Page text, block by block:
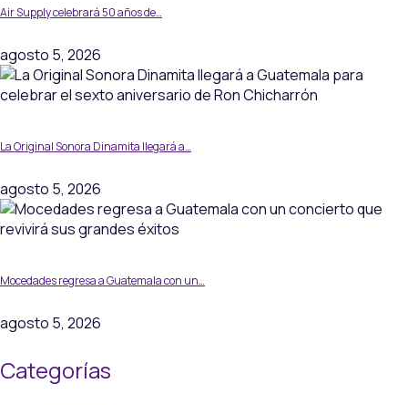
Air Supply celebrará 50 años de…
agosto 5, 2026
La Original Sonora Dinamita llegará a…
agosto 5, 2026
Mocedades regresa a Guatemala con un…
agosto 5, 2026
Categorías